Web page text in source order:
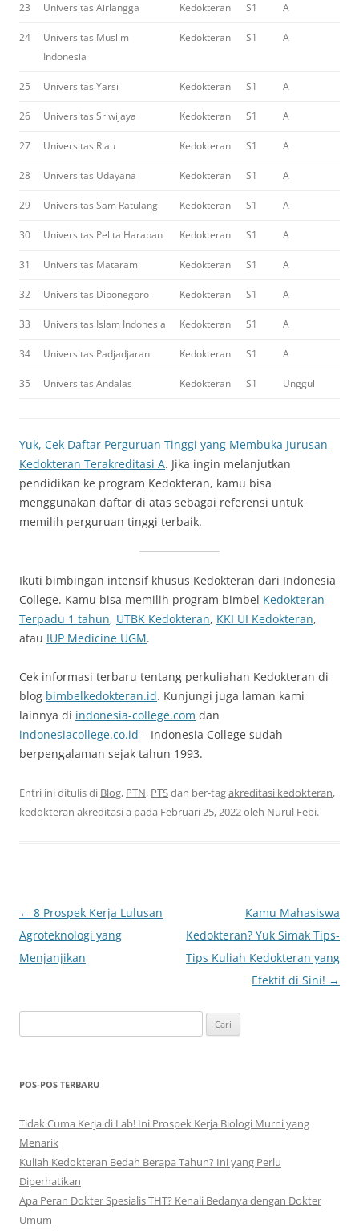
23 Universitas Airlangga Kedokteran S1 A
24
Universitas Muslim
Indonesia
Kedokteran S1 A
25 Universitas Yarsi Kedokteran S1 A
26 Universitas Sriwijaya Kedokteran S1 A
27 Universitas Riau Kedokteran S1 A
28 Universitas Udayana Kedokteran S1 A
29 Universitas Sam Ratulangi Kedokteran S1 A
30 Universitas Pelita Harapan Kedokteran S1 A
31 Universitas Mataram Kedokteran S1 A
32 Universitas Diponegoro Kedokteran S1 A
33 Universitas Islam Indonesia Kedokteran S1 A
34 Universitas Padjadjaran Kedokteran S1 A
35 Universitas Andalas Kedokteran S1 Unggul
Yuk, Cek Daftar Perguruan Tinggi yang Membuka Jurusan
Kedokteran Terakreditasi A. Jika ingin melanjutkan
pendidikan ke program Kedokteran, kamu bisa
menggunakan daftar di atas sebagai referensi untuk
memilih perguruan tinggi terbaik.
Ikuti bimbingan intensif khusus Kedokteran dari Indonesia
College. Kamu bisa memilih program bimbel Kedokteran
Terpadu 1 tahun, UTBK Kedokteran, KKI UI Kedokteran,
atau IUP Medicine UGM.
Cek informasi terbaru tentang perkuliahan Kedokteran di
blog bimbelkedokteran.id. Kunjungi juga laman kami
lainnya di indonesia-college.com dan
indonesiacollege.co.id – Indonesia College sudah
berpengalaman sejak tahun 1993.
Entri ini ditulis di Blog, PTN, PTSdan ber-tagakreditasi kedokteran,
kedokteran akreditasi a pada Februari 25, 2022oleh Nurul Febi.
Navigasi
Tulisan
← 8 Prospek Kerja Lulusan
Agroteknologi yang
Menjanjikan
Kamu Mahasiswa
Kedokteran? Yuk Simak Tips-
Tips Kuliah Kedokteran yang
Efektif di Sini! →
untuk:
POS-POS TERBARU
Tidak Cuma Kerja di Lab! Ini Prospek Kerja Biologi Murni yang
Menarik
Kuliah Kedokteran Bedah Berapa Tahun? Ini yang Perlu
Diperhatikan
Apa Peran Dokter Spesialis THT? Kenali Bedanya dengan Dokter
Umum